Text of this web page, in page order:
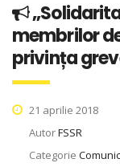
membrilor
privința
21 aprilie 2018
AutorFSSR
Categorie